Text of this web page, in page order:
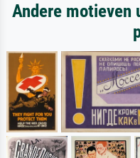
Andere motieven